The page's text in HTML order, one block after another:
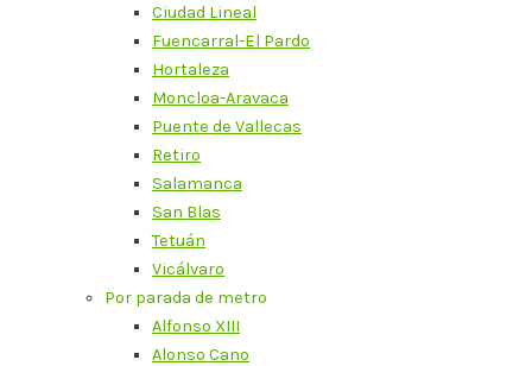
Ciudad Lineal
Fuencarral-El Pardo
Hortaleza
Moncloa-Aravaca
Puente de Vallecas
Retiro
Salamanca
San Blas
Tetuán
Vicálvaro
Por parada de metro
Alfonso XIII
Alonso Cano